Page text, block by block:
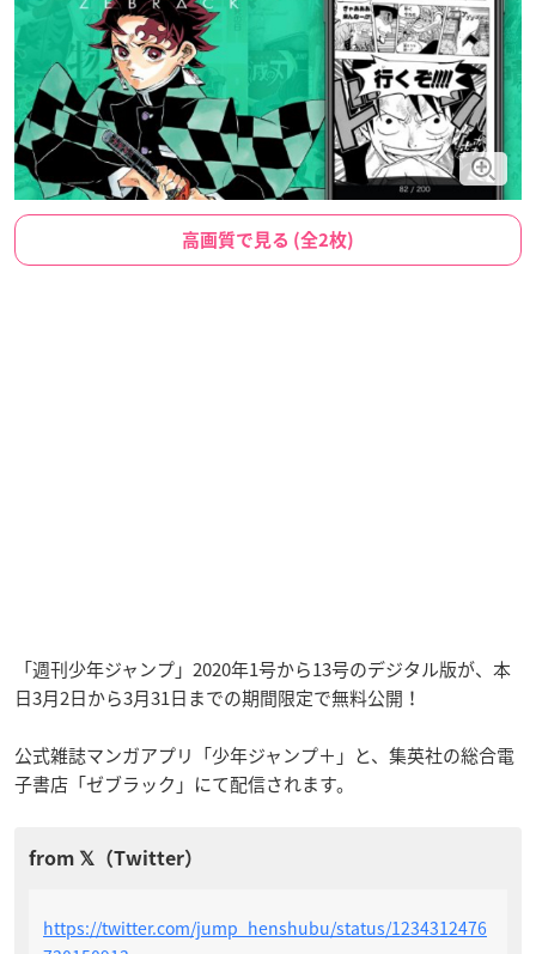
高画質で見る (全2枚)
「週刊少年ジャンプ」2020年1号から13号のデジタル版が、本
日3月2日から3月31日までの期間限定で無料公開！
公式雑誌マンガアプリ「少年ジャンプ＋」と、集英社の総合電
子書店「ゼブラック」にて配信されます。
https://twitter.com/jump_henshubu/status/1234312476